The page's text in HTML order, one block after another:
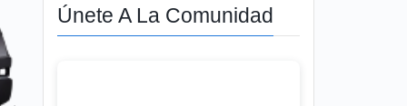
Únete A La Comunidad